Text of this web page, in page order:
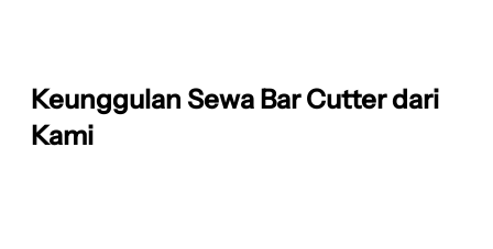
Keunggulan Sewa Bar Cutter dari
Kami